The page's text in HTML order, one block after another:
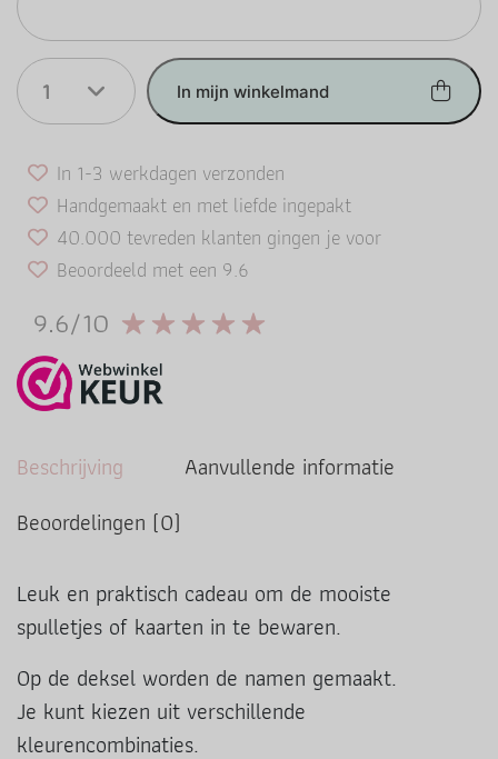
1 In mijn winkelmand
In 1-3 werkdagen verzonden
Handgemaakt en met liefde ingepakt
40.000 tevreden klanten gingen je voor
Beoordeeld met een 9.6
9.6/10
Beschrijving
Aanvullende informatie
Beoordelingen (0)
Leuk en praktisch cadeau om de mooiste
spulletjes of kaarten in te bewaren.
Op de deksel worden de namen gemaakt.
Je kunt kiezen uit verschillende
kleurencombinaties.